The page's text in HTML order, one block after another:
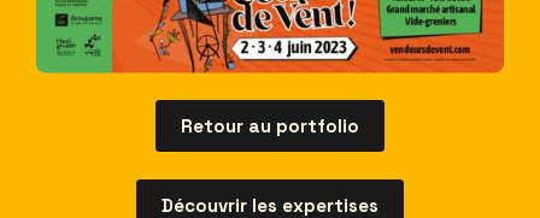
Retour au portfolio
Découvrir les expertises